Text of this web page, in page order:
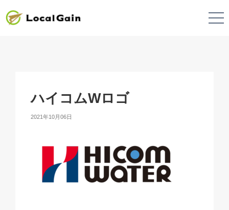
ハイコムWロゴ
2021年10月06日